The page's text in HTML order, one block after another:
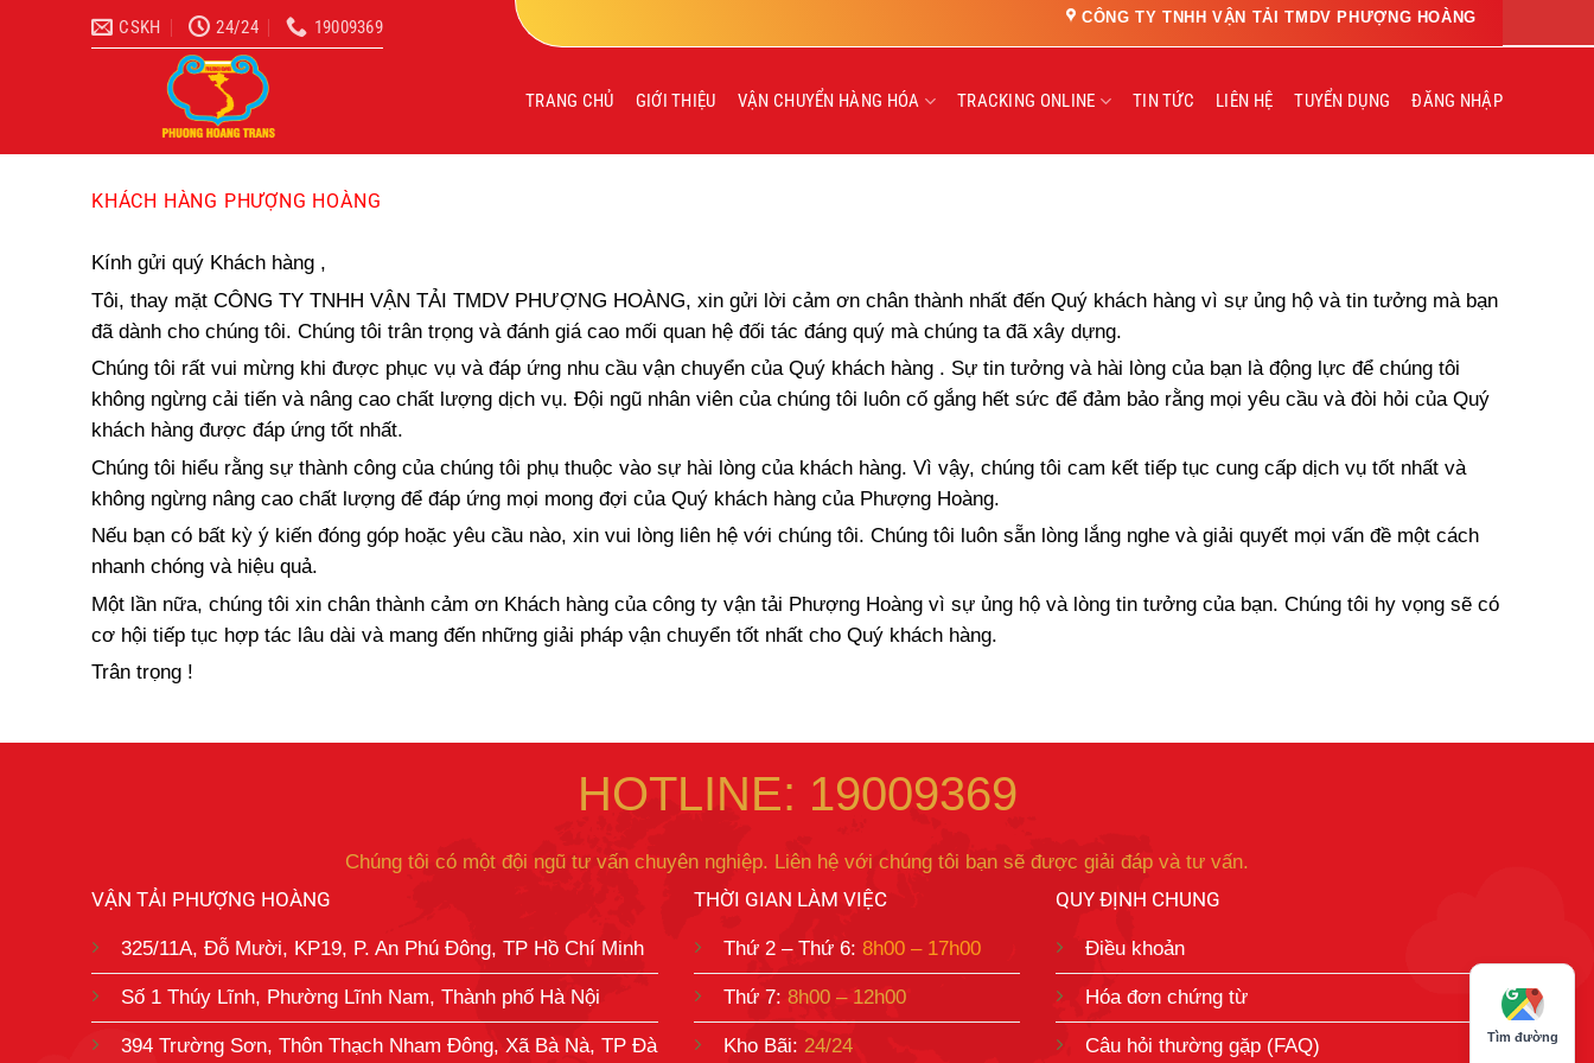
CSKH 24/24 19009369 CÔNG TY TNHH VẬN TẢI TMDV PHƯỢNG HOÀNG
TRANG CHỦ GIỚI THIỆU VẬN CHUYỂN HÀNG HÓA TRACKING ONLINE TIN TỨC LIÊN HỆ TUYỂN DỤNG ĐĂNG NHẬP
KHÁCH HÀNG PHƯỢNG HOÀNG
Kính gửi quý Khách hàng ,
Tôi, thay mặt CÔNG TY TNHH VẬN TẢI TMDV PHƯỢNG HOÀNG, xin gửi lời cảm ơn chân thành nhất đến Quý khách hàng vì sự ủng hộ và tin tưởng mà bạn
đã dành cho chúng tôi. Chúng tôi trân trọng và đánh giá cao mối quan hệ đối tác đáng quý mà chúng ta đã xây dựng.
Chúng tôi rất vui mừng khi được phục vụ và đáp ứng nhu cầu vận chuyển của Quý khách hàng . Sự tin tưởng và hài lòng của bạn là động lực để chúng tôi
không ngừng cải tiến và nâng cao chất lượng dịch vụ. Đội ngũ nhân viên của chúng tôi luôn cố gắng hết sức để đảm bảo rằng mọi yêu cầu và đòi hỏi của Quý
khách hàng được đáp ứng tốt nhất.
Chúng tôi hiểu rằng sự thành công của chúng tôi phụ thuộc vào sự hài lòng của khách hàng. Vì vậy, chúng tôi cam kết tiếp tục cung cấp dịch vụ tốt nhất và
không ngừng nâng cao chất lượng để đáp ứng mọi mong đợi của Quý khách hàng của Phượng Hoàng.
Nếu bạn có bất kỳ ý kiến đóng góp hoặc yêu cầu nào, xin vui lòng liên hệ với chúng tôi. Chúng tôi luôn sẵn lòng lắng nghe và giải quyết mọi vấn đề một cách
nhanh chóng và hiệu quả.
Một lần nữa, chúng tôi xin chân thành cảm ơn Khách hàng của công ty vận tải Phượng Hoàng vì sự ủng hộ và lòng tin tưởng của bạn. Chúng tôi hy vọng sẽ có
cơ hội tiếp tục hợp tác lâu dài và mang đến những giải pháp vận chuyển tốt nhất cho Quý khách hàng.
Trân trọng !
HOTLINE: 19009369
Chúng tôi có một đội ngũ tư vấn chuyên nghiệp. Liên hệ với chúng tôi bạn sẽ được giải đáp và tư vấn.
VẬN TẢI PHƯỢNG HOÀNG
325/11A, Đỗ Mười, KP19, P. An Phú Đông, TP Hồ Chí Minh
Số 1 Thúy Lĩnh, Phường Lĩnh Nam, Thành phố Hà Nội
394 Trường Sơn, Thôn Thạch Nham Đông, Xã Bà Nà, TP Đà
THỜI GIAN LÀM VIỆC
Thứ 2 – Thứ 6: 8h00 – 17h00
Thứ 7: 8h00 – 12h00
Kho Bãi: 24/24
QUY ĐỊNH CHUNG
Điều khoản
Hóa đơn chứng từ
Câu hỏi thường gặp (FAQ) Tìm đường